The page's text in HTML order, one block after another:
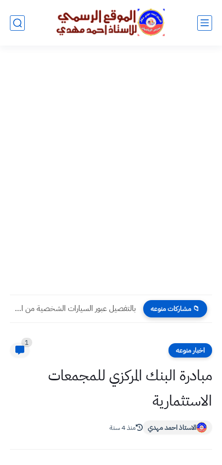
📁 مشاركات منوعه بالتفصيل عبور السيارات الشخصية من العراق الى السعودية لاداء مناسك...
اخبار منوعه
1
مبادرة البنك المركزي للمجمعات
الاستثمارية
الاستاذ احمد مهدي منذ 4 سنة